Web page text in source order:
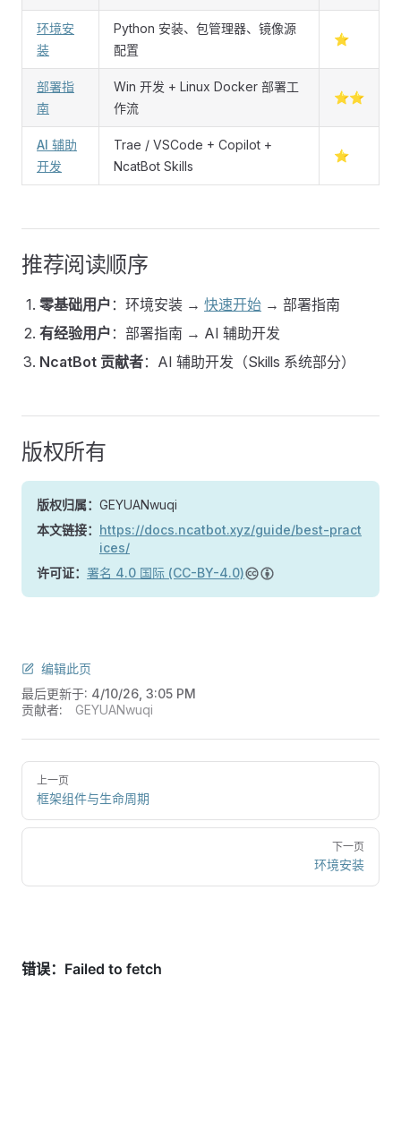
环境安
装
Python 安装、包管理器、镜像源
配置
⭐
部署指
南
Win 开发 + Linux Docker 部署工
作流
⭐⭐
AI 辅助
开发
Trae / VSCode + Copilot +
NcatBot Skills
⭐
推荐阅读顺序
零基础用户 ：环境安装 → 快速开始 → 部署指南
有经验用户 ：部署指南 → AI 辅助开发
NcatBot 贡献者：AI 辅助开发（Skills 系统部分）
版权所有
版权归属： GEYUANwuqi
本文链接： https://docs.ncatbot.xyz/guide/best-pract
ices/
许可证： 署名 4.0 国际 (CC-BY-4.0)
编辑此页
最后更新于: 4/10/26, 3:05 PM
贡献者:
GEYUANwuqi
上一页
框架组件与生命周期
下一页
环境安装